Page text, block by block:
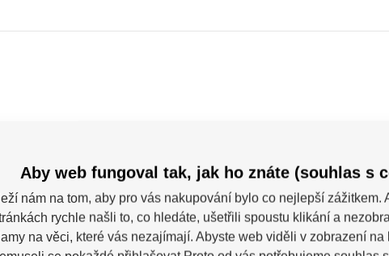
Bílá
140cm 150cm 160cm
Aby web fungoval tak, jak ho znáte (souhlas s
nám na tom, aby pro vás nakupování bylo co nejlepší zážitkem.
rychle našli to, co hledáte, ušetřili spoustu klikání a
na věci, které vás nezajímají. Abyste web viděli v zobrazení na